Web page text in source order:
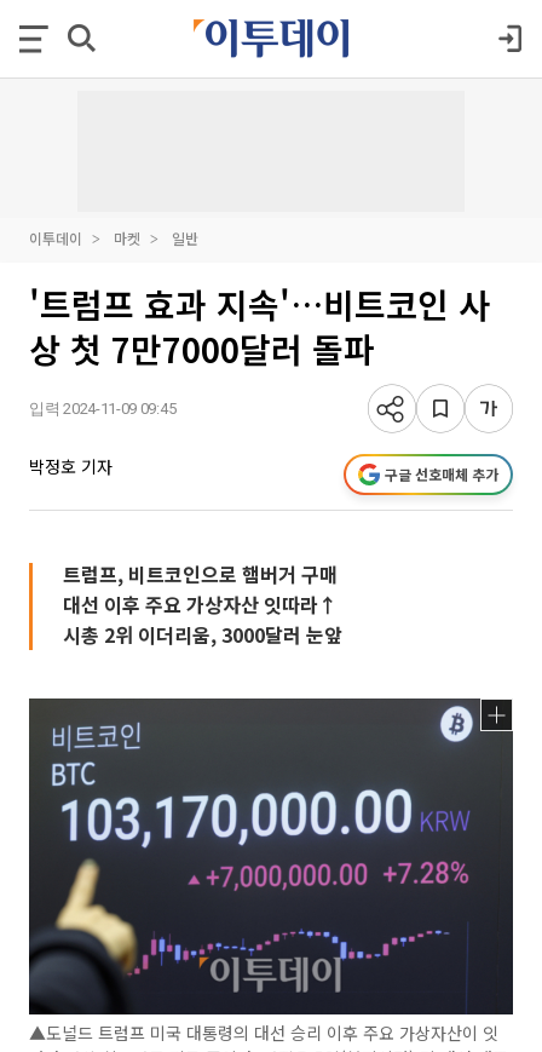
이투데이 마켓 일반
'트럼프 효과 지속'…비트코인 사
상 첫 7만7000달러 돌파
입력 2024-11-09 09:45
박정호 기자 구글 선호매체 추가
트럼프, 비트코인으로 햄버거 구매
대선 이후 주요 가상자산 잇따라↑
시총 2위 이더리움, 3000달러 눈앞
▲도널드 트럼프 미국 대통령의 대선 승리 이후 주요 가상자산이 잇